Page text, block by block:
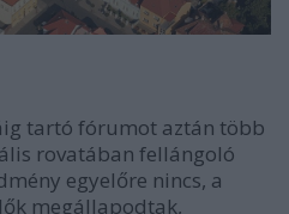
tartó fórumot aztán több
rovatában fellángoló
egyelőre nincs, a
megállapodtak,